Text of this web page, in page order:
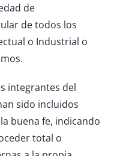
de
de todos los
o Industrial o
integrantes del
sido incluidos
buena fe, indicando
total o